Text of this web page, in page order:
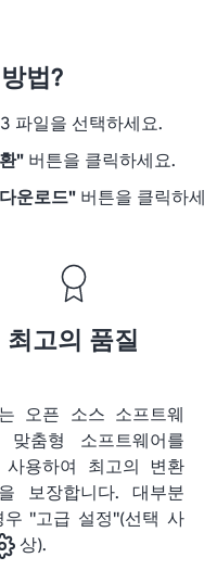
법?
파일을 선택하세요.
" 버튼을 클릭하세요.
운로드" 버튼을 클릭하
최고의 품질
오픈 소스 소프트웨
맞춤형 소프트웨어를
사용하여 최고의 변환
보장합니다. 대부분
우 "고급 설정"(선택 사
상).